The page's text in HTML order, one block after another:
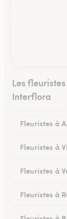
Les
Interflora
Fleuristes à
Fleuristes à
Fleuristes à
Fleuristes à